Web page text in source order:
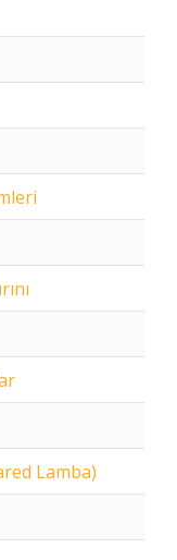
Lamba)